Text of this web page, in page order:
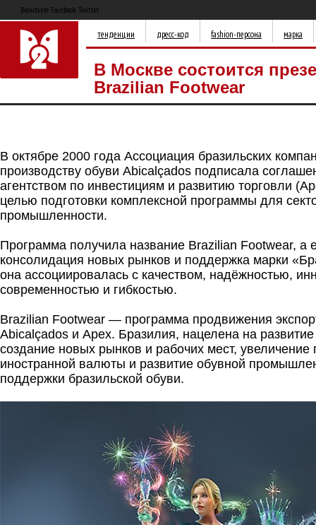
Вконтакте Facebook Twitter
тенденции дресс-код fashion-персона марка
В Москве состоится
Brazilian Footwear
В октябре 2000 года Ассоциация бразильских
производству обуви Abicalçados подписала
агентством по инвестициям и развитию торговли
целью подготовки комплексной программы для
промышленности.
Программа получила название Brazilian Footwear, а
консолидация новых рынков и поддержка марки
она ассоциировалась с качеством, надёжностью,
современностью и гибкостью.
Brazilian Footwear — программа продвижения
Abicalçados и Apex. Бразилия, нацелена на развитие
создание новых рынков и рабочих мест, увеличение
иностранной валюты и развитие обувной
поддержки бразильской обуви.